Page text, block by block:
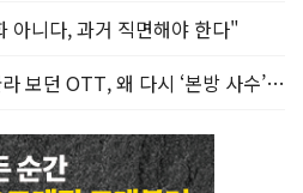
아니다, 과거 직면해야 한다"
[김민서의 AI가-중계] 골라 보던 OTT, 왜 다시 ‘본방 사수’를 부르나